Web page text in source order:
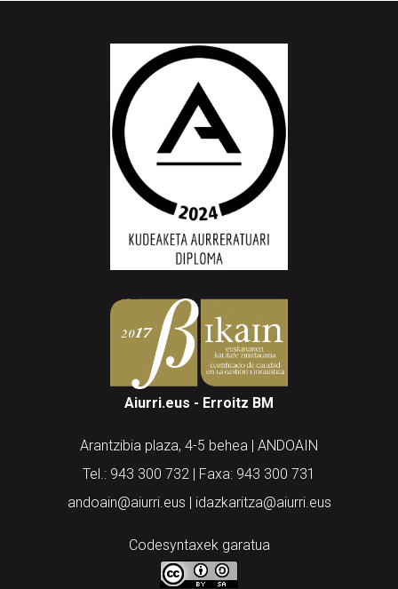
Aiurri.eus - Erroitz BM
Arantzibia plaza, 4-5 behea | ANDOAIN
Tel.: 943 300 732 | Faxa: 943 300 731
andoain@aiurri.eus | idazkaritza@aiurri.eus
Codesyntaxek garatua